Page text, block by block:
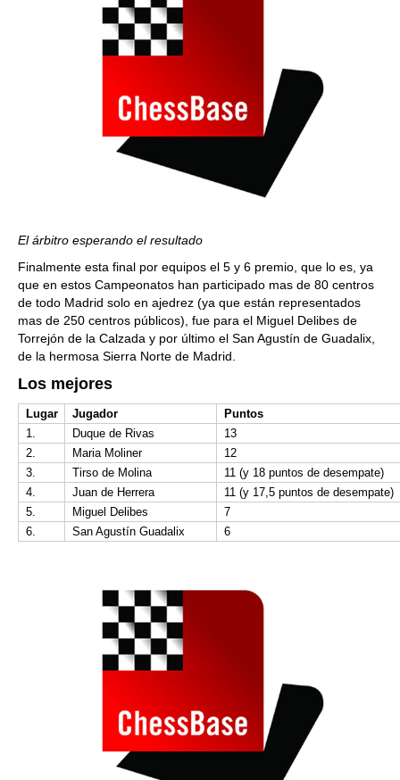
El árbitro esperando el resultado
Finalmente esta final por equipos el 5 y 6 premio, que lo es, ya
que en estos Campeonatos han participado mas de 80 centros
de todo Madrid solo en ajedrez (ya que están representados
mas de 250 centros públicos), fue para el Miguel Delibes de
Torrejón de la Calzada y por último el San Agustín de Guadalix,
de la hermosa Sierra Norte de Madrid.
Los mejores
Lugar Jugador
Puntos
1.
Duque de Rivas
13
2.
Maria Moliner
12
3.
Tirso de Molina
11 (y 18 puntos de desempate)
4.
Juan de Herrera
11 (y 17,5 puntos de desempate)
5.
Miguel Delibes
7
6.
San Agustín Guadalix 6